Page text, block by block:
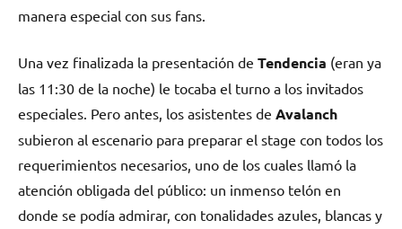
manera especial con sus fans.
Una vez finalizada la presentación de Tendencia (eran ya
las 11:30 de la noche) le tocaba el turno a los invitados
especiales. Pero antes, los asistentes de Avalanch
subieron al escenario para preparar el stage con todos los
requerimientos necesarios, uno de los cuales llamó la
atención obligada del público: un inmenso telón en
donde se podía admirar, con tonalidades azules, blancas y